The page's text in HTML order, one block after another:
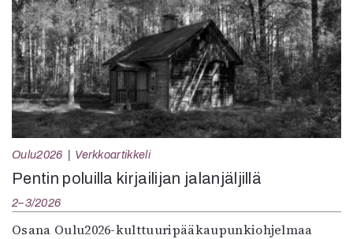
Oulu2026 Verkkoartikkeli
Pentin poluilla kirjailijan jalanjäljillä
2–3/2026
Osana Oulu2026-kulttuuripääkaupunkiohjelmaa